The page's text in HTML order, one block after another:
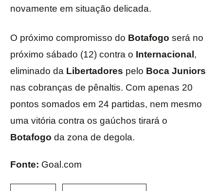
novamente em situação delicada.
O próximo compromisso do Botafogo será no
próximo sábado (12) contra o Internacional ,
eliminado da Libertadores pelo Boca Juniors
nas cobranças de pênaltis. Com apenas 20
pontos somados em 24 partidas, nem mesmo
uma vitória contra os gaúchos tirará o
Botafogo da zona de degola.
Fonte: Goal.com